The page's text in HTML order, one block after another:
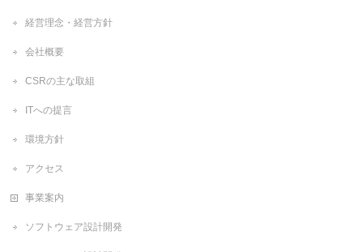
経営理念・経営方針
会社概要
CSRの主な取組
ITへの提言
環境方針
アクセス
事業案内
ソフトウェア設計開発